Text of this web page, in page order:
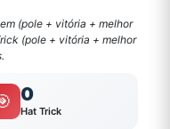
(pole + vitória + melhor
(pole + vitória + melhor
0
Hat Trick